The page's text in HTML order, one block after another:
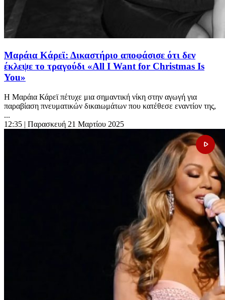
Μαράια Κάρεϊ: Δικαστήριο αποφάσισε ότι δεν
έκλεψε το τραγούδι «All I Want for Christmas Is
You»
Η Μαράια Κάρεϊ πέτυχε μια σημαντική νίκη στην αγωγή για
παραβίαση πνευματικών δικαιωμάτων που κατέθεσε εναντίον της,
...
12:35 | Παρασκευή 21 Μαρτίου 2025